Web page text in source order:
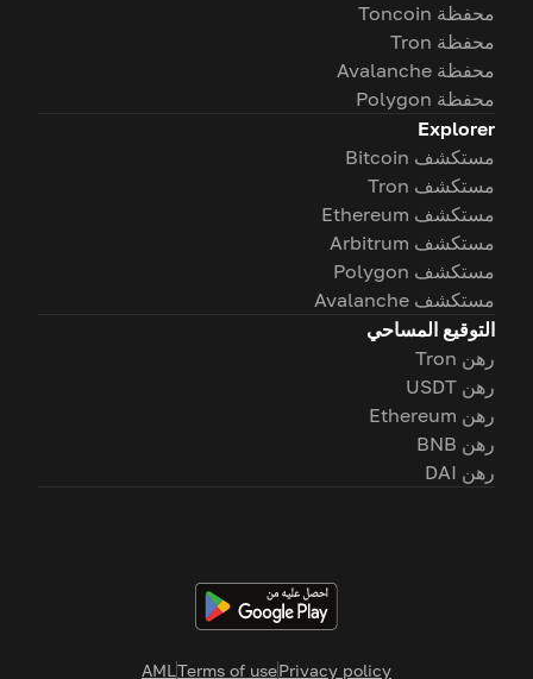
Privacy policy
Terms of use
AML
محفظة Toncoin
محفظة Tron
محفظة Avalanche
محفظة Polygon
Explorer
مستكشف Bitcoin
مستكشف Tron
مستكشف Ethereum
مستكشف Arbitrum
مستكشف Polygon
مستكشف Avalanche
التوقيع المساحي
رهن Tron
رهن USDT
رهن Ethereum
رهن BNB
رهن DAI